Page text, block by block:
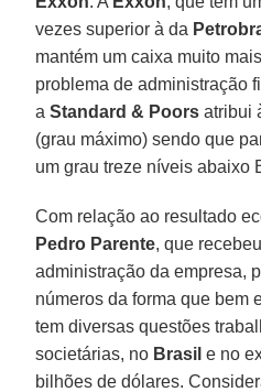
vezes superior à da
mantém um caixa muito
problema de administração
aStandard & Poors atribui
(grau máximo) sendo que
um grau treze níveis abaixo
Com relação ao resultado
Pedro Parente, que
administração da empresa,
números da forma que bem
tem diversas questões
societárias, no Brasil e no
bilhões de dólares.